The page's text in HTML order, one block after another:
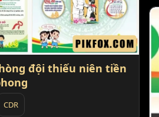
đội thiếu niên tiền
CDR